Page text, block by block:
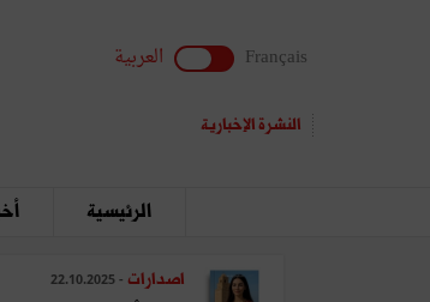
Français العربية
النشرة الإخبارية
الرئيسية
اصدارات - 22.10.2025